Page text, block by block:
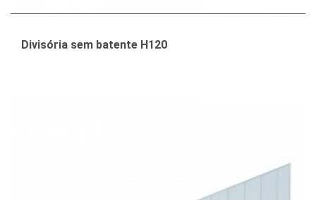
Divisória sem batente H120